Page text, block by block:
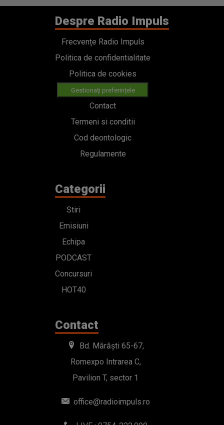
Despre Radio Impuls
Frecvențe Radio Impuls
Politica de confidentialitate
Politica de cookies
Gestionați preferințele
Contact
Termeni si conditii
Cod deontologic
Regulamente
Categorii
Stiri
Emisiuni
Echipa
PODCAST
Concursuri
HOT40
Contact
Bd. Mărăști 65-67,
Romexpo Intrarea C,
Pavilion T, sector 1
office@radioimpuls.ro